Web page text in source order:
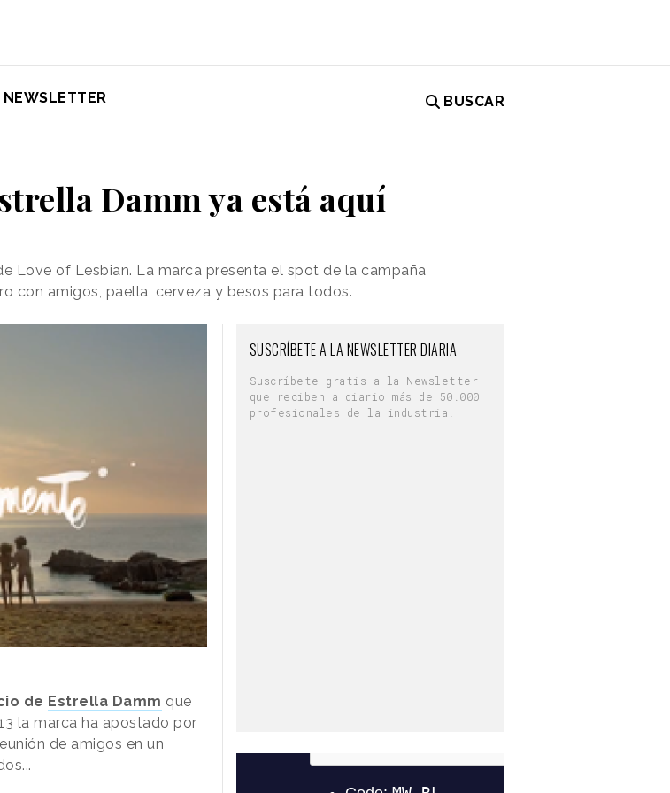
NEWSLETTER BUSCAR
Damm ya está aquí
Love of Lesbian. La marca presenta el spot de la campaña
con amigos, paella, cerveza y besos para todos.
de Estrella Damm que
la marca ha apostado por
de amigos en un
SUSCRÍBETE A LA NEWSLETTER DIARIA
Suscríbete gratis a la Newsletter
que reciben a diario más de 50.000
profesionales de la industria.